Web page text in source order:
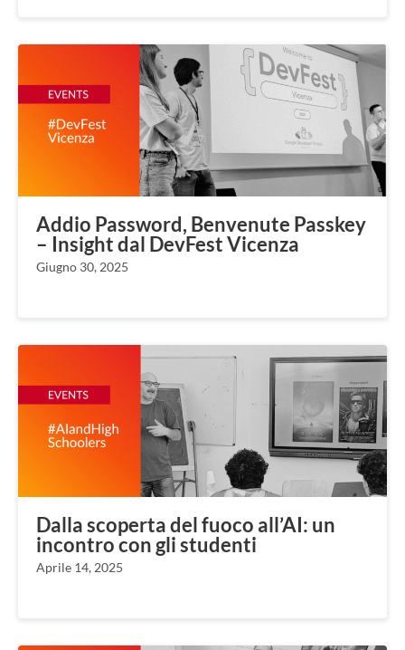
Addio Password, Benvenute Passkey
– Insight dal DevFest Vicenza
Giugno 30, 2025
Dalla scoperta del fuoco all’AI: un
incontro con gli studenti
Aprile 14, 2025